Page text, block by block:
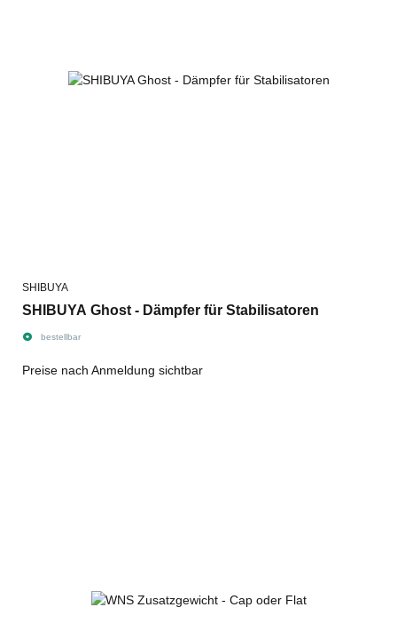
SHIBUYA
SHIBUYA Ghost - Dämpfer für Stabilisatoren
bestellbar
Preise nach Anmeldung sichtbar